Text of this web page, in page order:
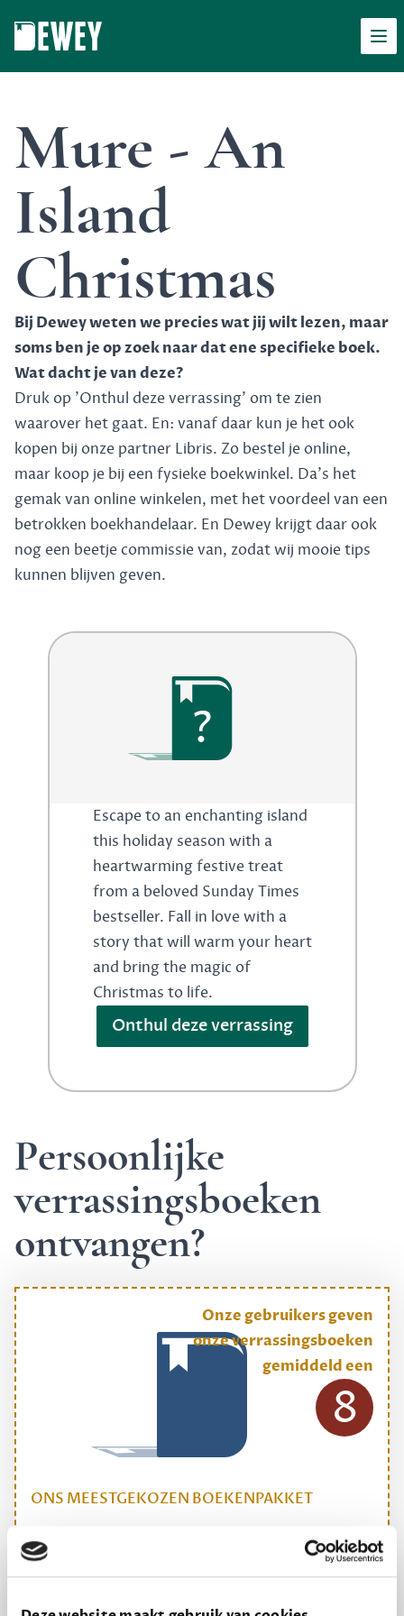
Mure - An
Island
Christmas
Bij Dewey weten we precies wat jij wilt lezen, maar
soms ben je op zoek naar dat ene specifieke boek.
Wat dacht je van deze?
Druk op 'Onthul deze verrassing' om te zien
waarover het gaat. En: vanaf daar kun je het ook
kopen bij onze partner Libris. Zo bestel je online,
maar koop je bij een fysieke boekwinkel. Da's het
gemak van online winkelen, met het voordeel van een
betrokken boekhandelaar. En Dewey krijgt daar ook
nog een beetje commissie van, zodat wij mooie tips
kunnen blijven geven.
?
Escape to an enchanting island
this holiday season with a
heartwarming festive treat
from a beloved Sunday Times
bestseller. Fall in love with a
story that will warm your heart
and bring the magic of
Christmas to life.
Onthul deze verrassing
Persoonlijke
verrassingsboeken
ontvangen?
ONS MEESTGEKOZEN BOEKENPAKKET
Dewey Plus
Onze gebruikers geven
onze verrassingsboeken
gemiddeld een
8